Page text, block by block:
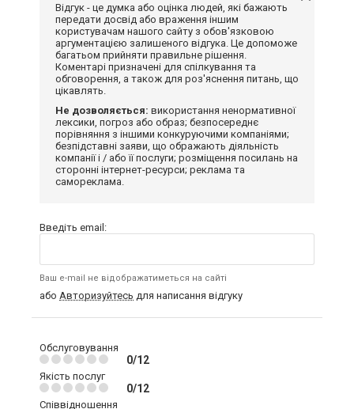
Відгук - це думка або оцінка людей, які бажають
передати досвід або враження іншим
користувачам нашого сайту з обов'язковою
аргументацією залишеного відгука. Це допоможе
багатьом прийняти правильне рішення.
Коментарі призначені для спілкування та
обговорення, а також для роз'яснення питань, що
цікавлять.
Не дозволяється: використання ненормативної
лексики, погроз або образ; безпосереднє
порівняння з іншими конкуруючими компаніями;
безпідставні заяви, що ображають діяльність
компанії і / або її послуги; розміщення посилань на
сторонні інтернет-ресурси; реклама та
самореклама.
Введіть email:
Ваш e-mail не відображатиметься на сайті
або Авторизуйтесь для написання відгуку
Обслуговування
0/12
Якість послуг
0/12
Співвідношення